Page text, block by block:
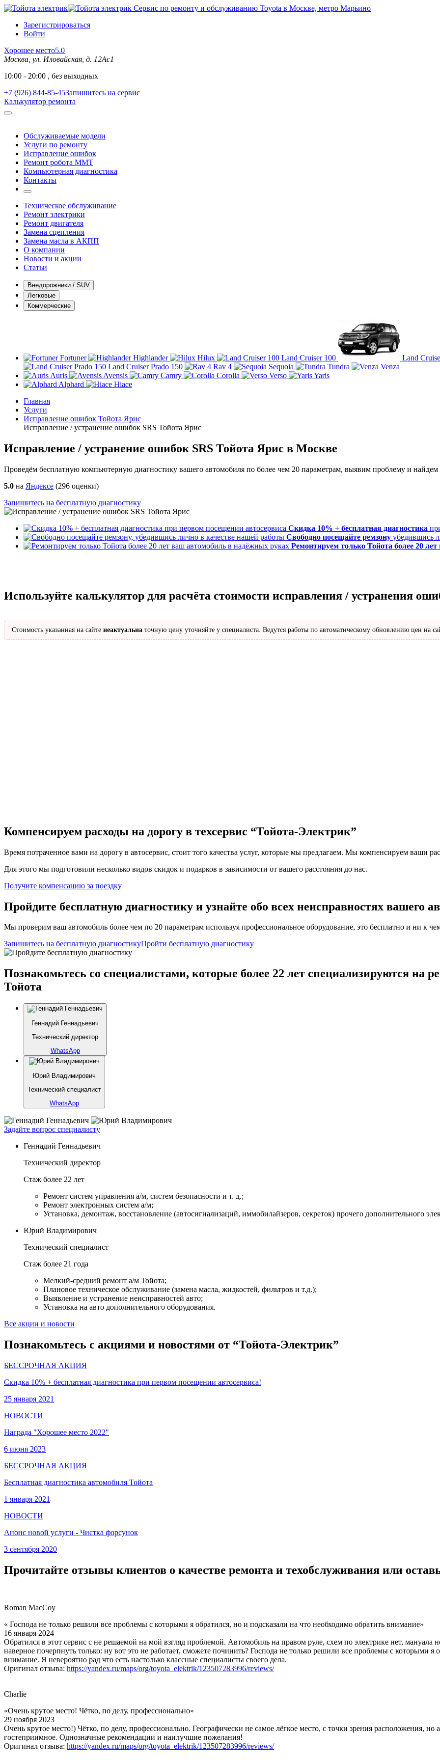
Сервис по ремонту и обслуживанию Toyota в Москве, метро Марьино
Зарегистрироваться
Войти
Хорошее место5.0
Москва, ул. Иловайская, д. 12Ас1
10:00 - 20:00 , без выходных
+7 (926) 844-85-45Запишитесь на сервис
Калькулятор ремонта
Обслуживаемые модели
Услуги по ремонту
Исправление ошибок
Ремонт робота MMT
Компьютерная диагностика
Контакты
Техническое обслуживание
Ремонт электрики
Ремонт двигателя
Замена сцепления
Замена масла в АКПП
О компании
Новости и акции
Статьи
Внедорожники / SUV
Легковые
Коммерческие
Fortuner Highlander Hilux Land Cruiser 100 Land
Land Cruiser Prado 150
Rav 4 Sequoia Tundra
Venza
Auris
Avensis Camry Corolla Verso
Yaris
Alphard
Hiace
Главная
Услуги
Исправление ошибок Тойота Ярис
Исправление / устранение ошибок SRS Тойота Ярис
Исправление / устранение ошибок SRS Тойота Ярис в Москве
Проведём бесплатную компьютерную диагностику вашего автомобиля по более чем 20 параметрам, выявим проблему и
5.0 на Яндексе (296 оценки)
Запишитесь на бесплатную диагностику
Скидка 10% + бесплатная диагностика
Свободно посещайте ремзону убедившись
Ремонтируем только Тойота более 20 лет
Используйте калькулятор для расчёта стоимости исправления / устранения
Стоимость указанная на сайте неактуальна точную цену уточняйте у специалиста. Ведутся работы по автоматическому обновлению цен на
Компенсируем расходы на дорогу в техсервис “Тойота-Электрик”
Время потраченное вами на дорогу в автосервис, стоит того качества услуг, которые мы предлагаем. Мы компенсируем ваши
Для этого мы подготовили несколько видов скидок и подарков в зависимости от вашего расстояния до нас.
Получите компенсацию за поездку
Пройдите бесплатную диагностику и узнайте обо всех неисправностях вашего
Мы проверим ваш автомобиль более чем по 20 параметрам используя профессиональное оборудование, это бесплатно и ни к
Запишитесь на бесплатную диагностикуПройти бесплатную диагностику
Познакомьтесь со специалистами, которые более 22 лет специализируются на
Тойота
Геннадий Геннадьевич
Технический директор
WhatsApp
Юрий Владимирович
Технический специалист
WhatsApp
Задайте вопрос специалисту
Геннадий Геннадьевич
Технический директор
Стаж более 22 лет
Ремонт систем управления а/м, систем безопасности и т. д.;
Ремонт электронных систем а/м;
Установка, демонтаж, восстановление (автосигнализаций, иммобилайзеров, секреток) прочего дополнительного
Юрий Владимирович
Технический специалист
Стаж более 21 года
Мелкий-средний ремонт а/м Тойота;
Плановое техническое обслуживание (замена масла, жидкостей, фильтров и т.д.);
Выявление и устранение неисправностей авто;
Установка на авто дополнительного оборудования.
Все акции и новости
Познакомьтесь с акциями и новостями от “Тойота-Электрик”
БЕССРОЧНАЯ АКЦИЯ
Скидка 10% + бесплатная диагностика при первом посещении автосервиса!
25 января 2021
НОВОСТИ
Награда "Хорошее место 2022"
6 июня 2023
БЕССРОЧНАЯ АКЦИЯ
Бесплатная диагностика автомобиля Тойота
1 января 2021
НОВОСТИ
Анонс новой услуги - Чистка форсунок
3 сентября 2020
Прочитайте отзывы клиентов о качестве ремонта и техобслуживания или
Roman MacCoy
« Господа не только решили все проблемы с которыми я обратился, но и подсказали на что необходимо обратить внимание»
16 января 2024
Обратился в этот сервис с не решаемой на мой взгляд проблемой. Автомобиль на правом руле, схем по электрике нет,
наверное почерпнуть только: ну вот это не работает, сможете починить? Господа не только решили все проблемы с которыми я
внимание. Я невероятно рад что есть настолько классные специалисты своего дела.
Оригинал отзыва: https://yandex.ru/maps/org/toyota_elektrik/123507283996/reviews/
Charlie
«Очень крутое место! Чётко, по делу, профессионально»
29 ноября 2023
Очень крутое место!) Чётко, по делу, профессионально. Географически не самое лёгкое место, с точки зрения расположения,
гостеприимное. Однозначные рекомендации и наилучшие пожелания!
Оригинал отзыва: https://yandex.ru/maps/org/toyota_elektrik/123507283996/reviews/